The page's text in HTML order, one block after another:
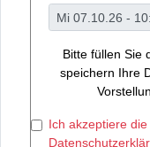
Bitte füllen Sie
speichern Ihre
Ich akzeptiere